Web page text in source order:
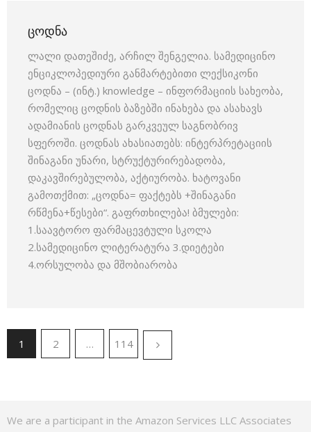
ᲪᲝᲓᲜᲐ
ლალი დათეშიძე, არჩილ შენგელია. სამედიცინო
ენციკლოპედიური განმარტებითი ლექსიკონი
ცოდნა – (ინტ.) knowledge – ინფორმაციის სახეობა,
რომელიც ცოდნის ბაზებში ინახება და ასახავს
ადამიანის ცოდნას გარკვეულ საგნობრივ
სფეროში. ცოდნას ახასიათებს: ინტერპრეტაციის
შინაგანი უნარი, სტრუქტურირებადობა,
დაკავშირებულობა, აქტიურობა. ხატოვანი
გამოთქმით: „ცოდნა= ფაქტებს +შინაგანი
რწმენა+წესები“. გაფრთხილება! ბმულები:
1.საავტორო ფარმაცევტული სკოლა
2.სამედიცინო ლიტერატურა 3.დიეტები
4.ორსულობა და მშობიარობა
1 2 … 114
We are a participant in the Amazon Services LLC Associates